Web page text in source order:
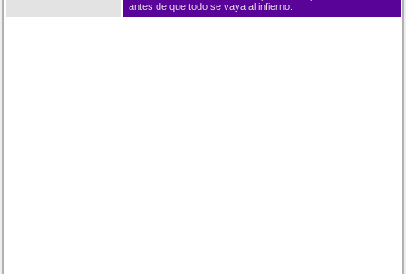
antes de que todo se vaya al infierno.